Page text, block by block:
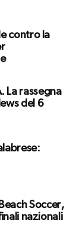
contro la
La rassegna
del 6
Soccer,
nazionali